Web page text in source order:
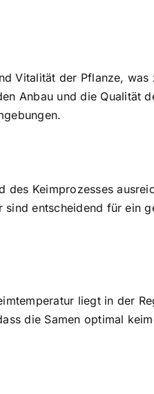
Vitalität der Pflanze, was
Anbau und die Qualität
des Keimprozesses
entscheidend für ein
liegt in der
die Samen optimal